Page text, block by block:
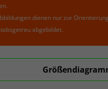
dienen nur zur
abgebildet.